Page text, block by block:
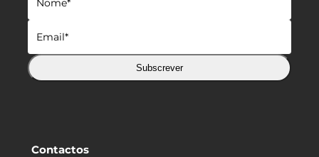
Subscrever
Contactos